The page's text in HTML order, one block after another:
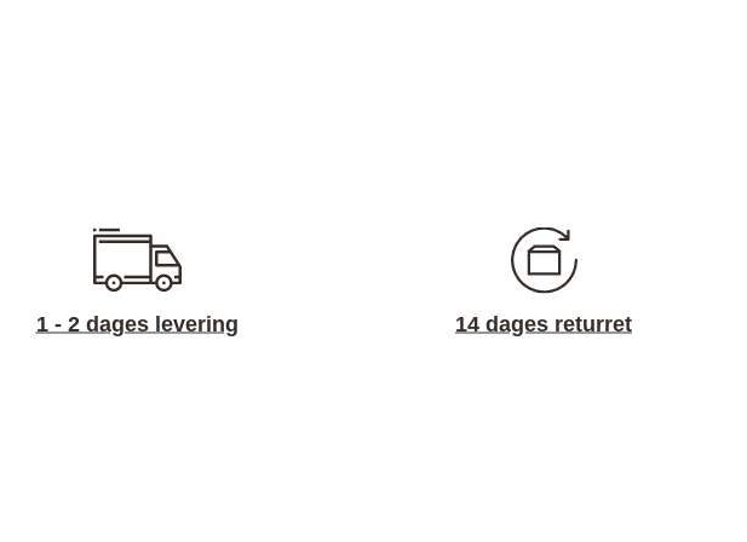
1 - 2 dages levering 14 dages returret